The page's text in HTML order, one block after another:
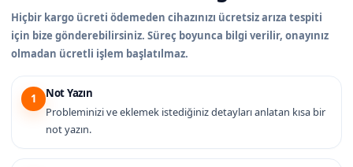
Hiçbir kargo ücreti ödemeden cihazınızı ücretsiz arıza tespiti
için bize gönderebilirsiniz. Süreç boyunca bilgi verilir, onayınız
olmadan ücretli işlem başlatılmaz.
1
Not Yazın
Probleminizi ve eklemek istediğiniz detayları anlatan kısa bir
not yazın.